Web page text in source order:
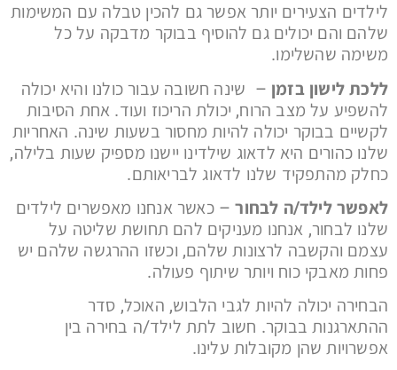
לילדים הצעירים יותר אפשר גם להכין טבלה עם המשימות
שלהם והם יכולים גם להוסיף בבוקר מדבקה על כל
משימה שהשלימו.
ללכת לישון בזמן – שינה חשובה עבור כולנו והיא יכולה
להשפיע על מצב הרוח, יכולת הריכוז ועוד. אחת הסיבות
לקשיים בבוקר יכולה להיות מחסור בשעות שינה. האחריות
שלנו כהורים היא לדאוג שילדינו יישנו מספיק שעות בלילה,
כחלק מהתפקיד שלנו לדאוג לבריאותם.
לאפשר לילד/ה לבחור– כאשר אנחנו מאפשרים לילדים
שלנו לבחור, אנחנו מעניקים להם תחושת שליטה על
עצמם והקשבה לרצונות שלהם, וכשזו ההרגשה שלהם יש
פחות מאבקי כוח ויותר שיתוף פעולה.
הבחירה יכולה להיות לגבי הלבוש, האוכל, סדר
ההתארגנות בבוקר. חשוב לתת לילד/ה בחירה בין
אפשרויות שהן מקובלות עלינו.